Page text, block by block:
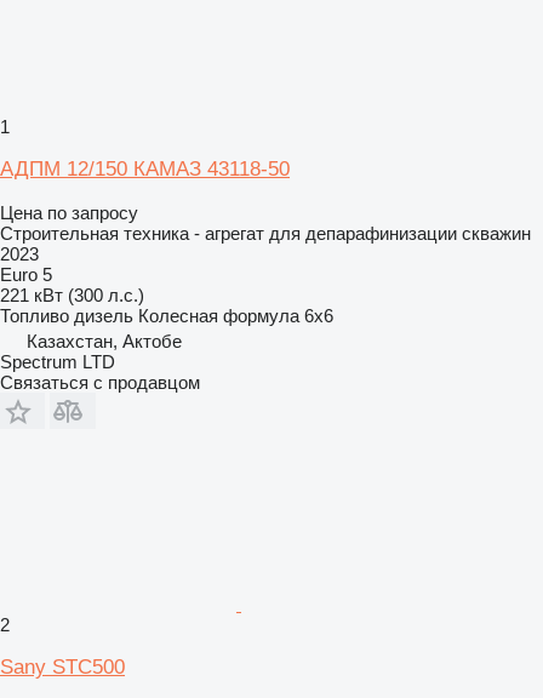
1
АДПМ 12/150 КАМАЗ 43118-50
Цена по запросу
Строительная техника - агрегат для депарафинизации скважин
2023
Euro 5
221 кВт (300 л.с.)
Топливо дизель Колесная формула 6x6
Казахстан, Актобе
Spectrum LTD
Связаться с продавцом
2
Sany STC500